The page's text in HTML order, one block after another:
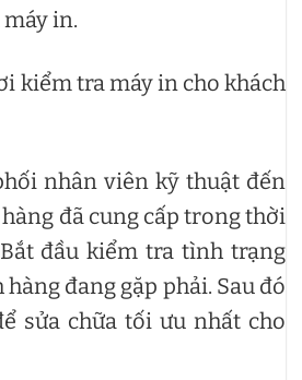
máy in.
kiểm tra máy in cho khách
nhân viên kỹ thuật đến
đã cung cấp trong thời
đầu kiểm tra tình trạng
đang gặp phải. Sau đó
sửa chữa tối ưu nhất cho